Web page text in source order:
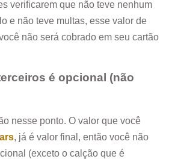
verificarem que não teve nenhum
e não teve multas, esse valor de
não será cobrado em seu cartão
é opcional (não
nesse ponto. O valor que você
, já é valor final, então você não
(exceto o calção que é